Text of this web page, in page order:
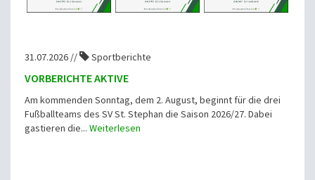
31.07.2026 // Sportberichte
VORBERICHTE AKTIVE
Am kommenden Sonntag, dem 2. August, beginnt für die drei
Fußballteams des SV St. Stephan die Saison 2026/27. Dabei
gastieren die... Weiterlesen